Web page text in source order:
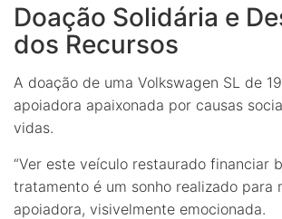
Doação Solidária e
dos Recursos
A doação de uma Volkswagen SL de
apoiadora apaixonada por causas
vidas.
“Ver este veículo restaurado financiar
tratamento é um sonho realizado para
apoiadora, visivelmente emocionada.